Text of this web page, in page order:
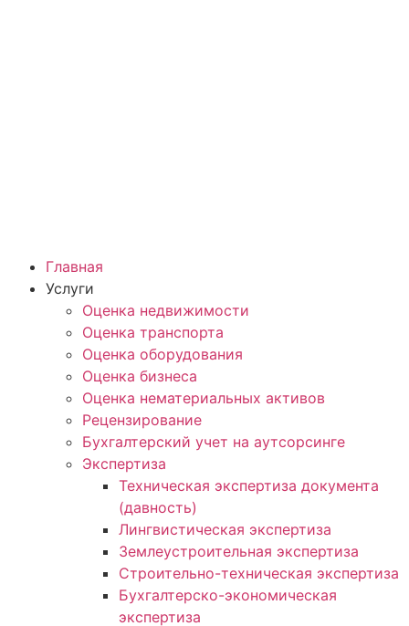
Главная
Услуги
Оценка недвижимости
Оценка транспорта
Оценка оборудования
Оценка бизнеса
Оценка нематериальных активов
Рецензирование
Бухгалтерский учет на аутсорсинге
Экспертиза
Техническая экспертиза документа
(давность)
Лингвистическая экспертиза
Землеустроительная экспертиза
Строительно-техническая экспертиза
Бухгалтерско-экономическая
экспертиза